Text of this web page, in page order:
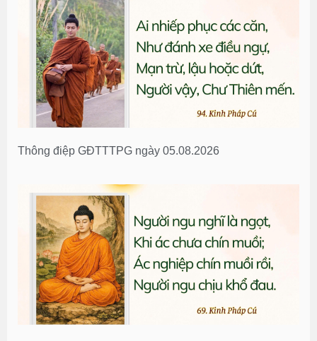
Thông điệp GĐTTTPG ngày 05.08.2026